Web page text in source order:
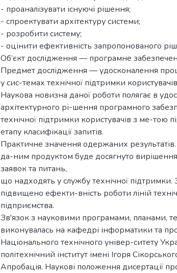
- проаналізувати існуючі рішення;
- спроектувати архітектуру системи;
- розробити систему;
- оцінити ефективність запропонованого
Об’єкт дослідження — програмне
Предмет дослідження — удосконалення
у сис-темах технічної підтримки
Наукова новизна даної роботи полягає в
архітектурного рі-шення програмного
технічної підтримки користувачів з ме-тою
етапу класифікації запитів.
Практичне значення одержаних
да-ним продуктом буде досягнуто
заявок та питань,
що надходять у службу технічної
підвищено ефекти-вність роботи ліній
підприємства.
Зв'язок з науковими програмами, планами,
виконувалась на кафедрі інформатики та
Національного технічного універ-ситету
політехнічний інститут імені Ігоря
Апробація. Наукові положення дисертації